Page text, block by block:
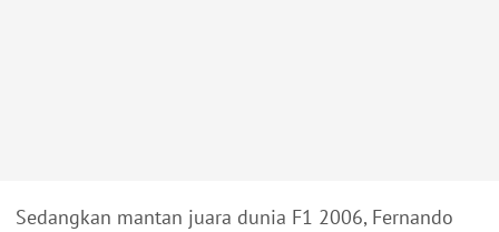
Sedangkan mantan juara dunia F1 2006, Fernando